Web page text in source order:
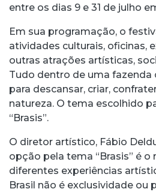
entre os dias 9 e 31 de julho
Em sua programação, o
atividades culturais, oficinas,
outras atrações artísticas,
Tudo dentro de uma fazenda
para descansar, criar,
natureza. O tema escolhido
“Brasis”.
O diretor artístico, Fábio
opção pela tema “Brasis” é o
diferentes experiências
Brasil não é exclusividade ou